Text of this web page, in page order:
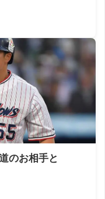
のお相手と